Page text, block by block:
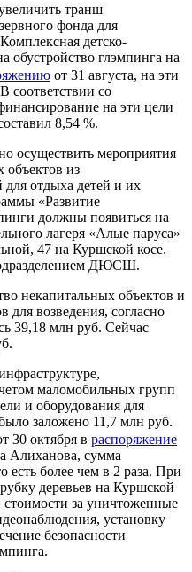
транш
фонда для
детско-
обустройство глэмпинга на
от 31 августа, на эти
соответствии со
на эти цели
8,54 %.
осуществить мероприятия
объектов из
отдыха детей и их
«Развитие
должны появиться на
лагеря «Алые паруса»
47 на Куршской косе.
ДЮСШ.
некапитальных объектов и
для возведения, согласно
39,18 млн руб. Сейчас
маломобильных групп
и оборудования для
заложено 11,7 млн руб.
30 октября в распоряжение
Алиханова, сумма
есть более чем в 2 раза. При
деревьев на Куршской
за уничтоженные
установку
безопасности